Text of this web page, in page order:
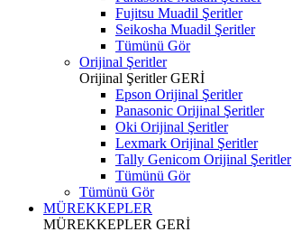
Fujitsu Muadil Şeritler
Seikosha Muadil Şeritler
Tümünü Gör
Orijinal Şeritler
Orijinal ŞeritlerGERİ
Epson Orijinal Şeritler
Panasonic Orijinal Şeritler
Oki Orijinal Şeritler
Lexmark Orijinal Şeritler
Tally Genicom Orijinal Şeritler
Tümünü Gör
Tümünü Gör
MÜREKKEPLER
MÜREKKEPLER GERİ